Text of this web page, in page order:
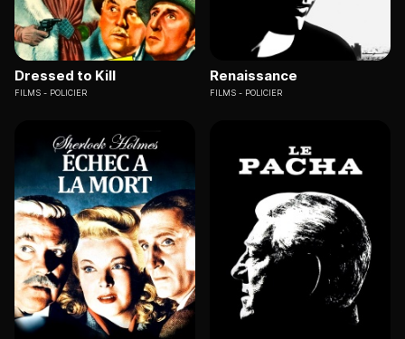
Dressed to Kill
FILMS POLICIER
Renaissance
FILMS POLICIER